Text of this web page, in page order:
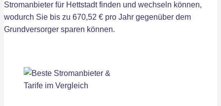
Stromanbieter für Hettstadt finden und wechseln können,
wodurch Sie bis zu 670,52 € pro Jahr gegenüber dem
Grundversorger sparen können.